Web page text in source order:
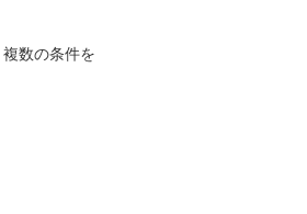
数の条件を